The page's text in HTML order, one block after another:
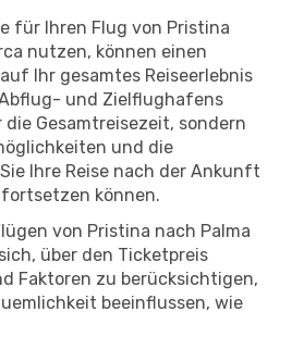
für Ihren Flug von Pristina
nutzen, können einen
Ihr gesamtes Reiseerlebnis
Abflug- und Zielflughafens
Gesamtreisezeit, sondern
und die
Ihre Reise nach der Ankunft
fortsetzen können.
von Pristina nach Palma
über den Ticketpreis
Faktoren zu berücksichtigen,
beeinflussen, wie